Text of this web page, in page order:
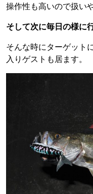
操作性も高いので扱い
そして次に毎日の様に
そんな時にターゲット
入りゲストも居ます。